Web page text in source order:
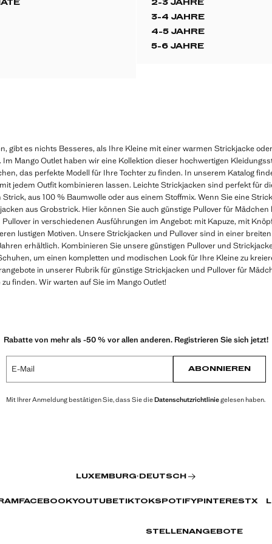
MIT AUFGEDRUCKTEN HERZEN
MIT AUFGEDRUCKTEN HERZEN
MIT AUFGEDRUCKTEN HERZEN
MIT AUFGEDRUCKTEN HERZEN
2-3 JAHRE
SWEATSHIRT MIT
3-4 JAHRE
SWEATSHIRT MIT
4-5 JAHRE
SWEATSHIRT MIT
5-6 JAHRE
SWEATSHIRT MIT
gibt es nichts Besseres, als Ihre Kleine mit einer warmen Strickjacke
Mango Outlet haben wir eine Kollektion dieser hochwertigen
das perfekte Modell für Ihre Tochter zu finden. In unserem Katalog
jedem Outfit kombinieren lassen. Leichte Strickjacken sind perfekt für
aus 100 % Baumwolle oder aus einem Stoffmix. Wenn Sie eine
aus Grobstrick. Hier können Sie auch günstige Pullover für Mädchen
in verschiedenen Ausführungen im Angebot: mit Kapuze, mit
lustigen Motiven. Unsere Strickjacken und Pullover sind in einer
erhältlich. Kombinieren Sie unsere günstigen Pullover und
um einen kompletten und modischen Look für Ihre Kleine zu
in unserer Rubrik für günstige Strickjacken und Pullover für
finden. Wir warten auf Sie im Mango Outlet!
Rabatte von mehr als -50 % vor allen anderen. Registrieren Sie sich jetzt!
E-Mail ABONNIEREN
Mit Ihrer Anmeldung bestätigen Sie, dass Sie dieDatenschutzrichtliniegelesen haben.
LUXEMBURG· DEUTSCH
FACEBOOKYOUTUBETIKTOKSPOTIFYPINTERESTX
STELLENANGEBOTE